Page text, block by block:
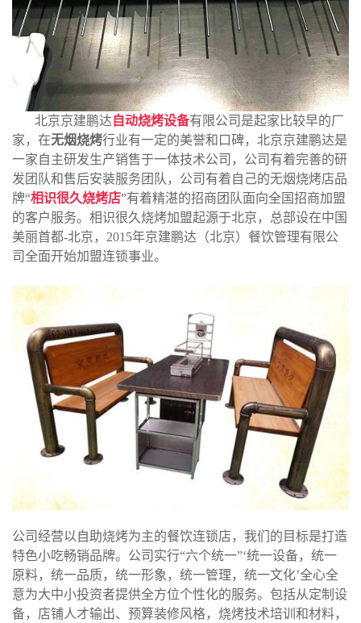
北京京建鹏达 自动烧烤设备有限公司是起家比较早的厂
家，在无烟烧烤行业有一定的美誉和口碑，北京京建鹏达是
一家自主研发生产销售于一体技术公司，公司有着完善的研
发团队和售后安装服务团队，公司有着自己的无烟烧烤店品
牌“相识很久烧烤店”有着精湛的招商团队面向全国招商加盟
的客户服务。相识很久烧烤加盟起源于北京，总部设在中国
美丽首都-北京，2015年京建鹏达（北京）餐饮管理有限公
司全面开始加盟连锁事业。
公司经营以自助烧烤为主的餐饮连锁店，我们的目标是打造
特色小吃畅销品牌。公司实行“六个统一”‘统一设备，统一
原料，统一品质，统一形象，统一管理，统一文化’全心全
意为大中小投资者提供全方位个性化的服务。包括从定制设
备，店铺人才输出、预算装修风格，烧烤技术培训和材料，